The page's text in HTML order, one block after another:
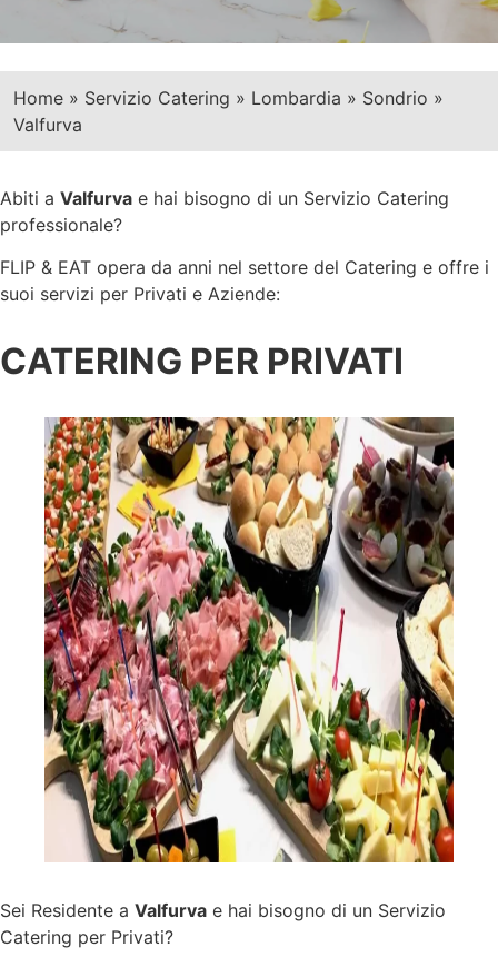
Home » Servizio Catering » Lombardia » Sondrio »
Valfurva
Abiti a Valfurva e hai bisogno di un Servizio Catering
professionale?
FLIP & EAT opera da anni nel settore del Catering e offre i
suoi servizi per Privati e Aziende:
CATERING PER PRIVATI
Sei Residente a Valfurva e hai bisogno di un Servizio
Catering per Privati?